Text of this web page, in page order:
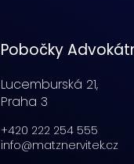
Pobočky
Lucemburská 21,
Praha 3
+420 222 254 555
info@matznervitek.cz